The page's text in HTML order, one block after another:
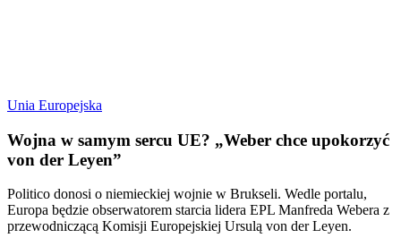
Unia Europejska
Wojna w samym sercu UE? „Weber chce upokorzyć
von der Leyen”
Politico donosi o niemieckiej wojnie w Brukseli. Wedle portalu,
Europa będzie obserwatorem starcia lidera EPL Manfreda Webera z
przewodniczącą Komisji Europejskiej Ursulą von der Leyen.